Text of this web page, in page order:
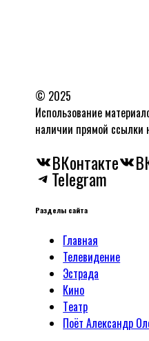
© 2025
Использование
наличии прямой ссылки
ВКонтакте
Telegram
Разделы сайта
Главная
Телевидение
Эстрада
Кино
Tеатр
Поёт Александр